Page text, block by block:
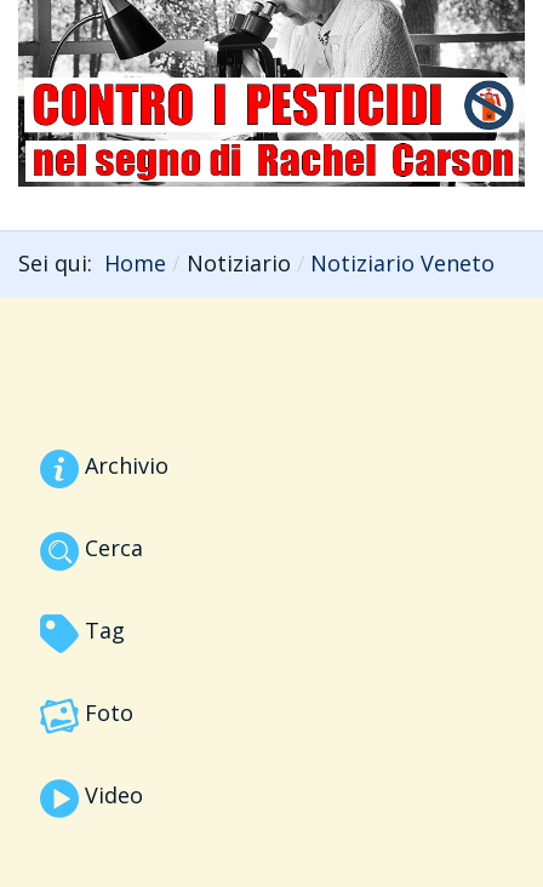
Sei qui: Home Notiziario Notiziario Veneto
Archivio
Cerca
Tag
Foto
Video